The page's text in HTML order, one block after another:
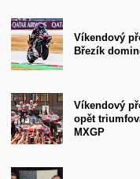
Víkendový
Březík
Víkendový
opět
MXGP